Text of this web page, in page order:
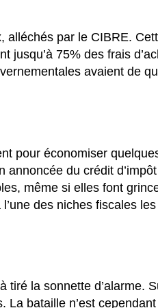
alléchés par le CIBRE.
75% des frais
avaient de
pour économiser
du crédit
même si elles font
des niches fiscales
la sonnette d’alarme.
bataille n’est